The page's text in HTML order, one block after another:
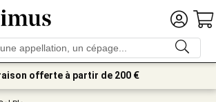
offerte à partir de 200 €